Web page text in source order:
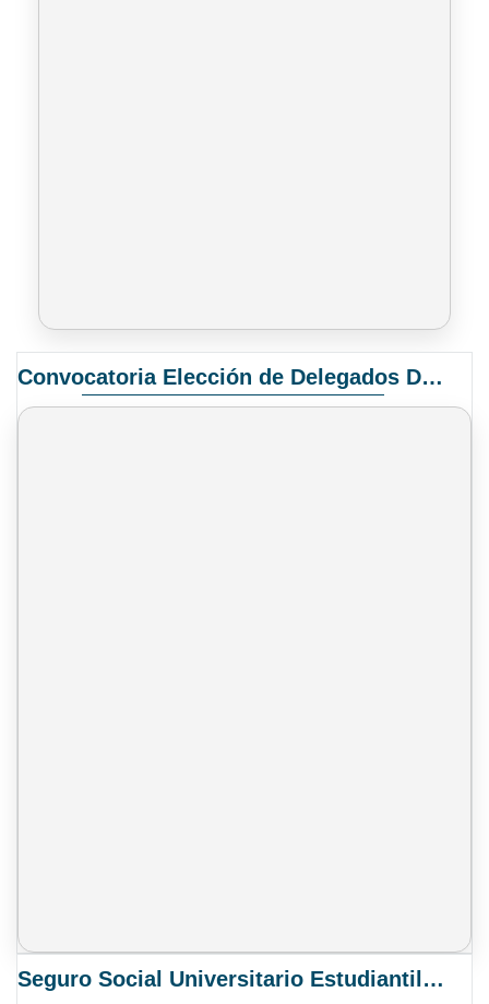
Convocatoria Elección de Delegados Docentes para el XIV Congreso Nacional de Universidades
Seguro Social Universitario Estudiantil SSUE